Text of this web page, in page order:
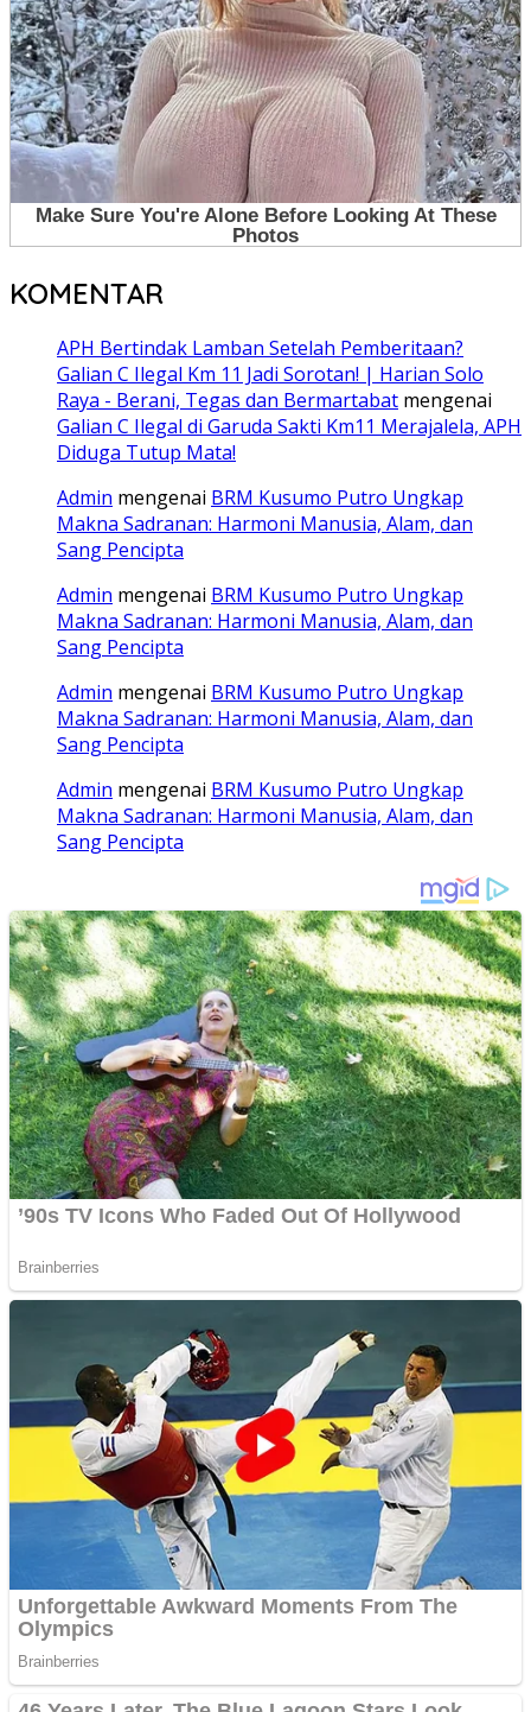
KOMENTAR
APH Bertindak Lamban Setelah Pemberitaan?
Galian C Ilegal Km 11 Jadi Sorotan! | Harian Solo
Raya - Berani, Tegas dan Bermartabat mengenai
Galian C Ilegal di Garuda Sakti Km11 Merajalela, APH
Diduga Tutup Mata!
Admin mengenai BRM Kusumo Putro Ungkap
Makna Sadranan: Harmoni Manusia, Alam, dan
Sang Pencipta
Admin mengenai BRM Kusumo Putro Ungkap
Makna Sadranan: Harmoni Manusia, Alam, dan
Sang Pencipta
Admin mengenai BRM Kusumo Putro Ungkap
Makna Sadranan: Harmoni Manusia, Alam, dan
Sang Pencipta
Admin mengenai BRM Kusumo Putro Ungkap
Makna Sadranan: Harmoni Manusia, Alam, dan
Sang Pencipta